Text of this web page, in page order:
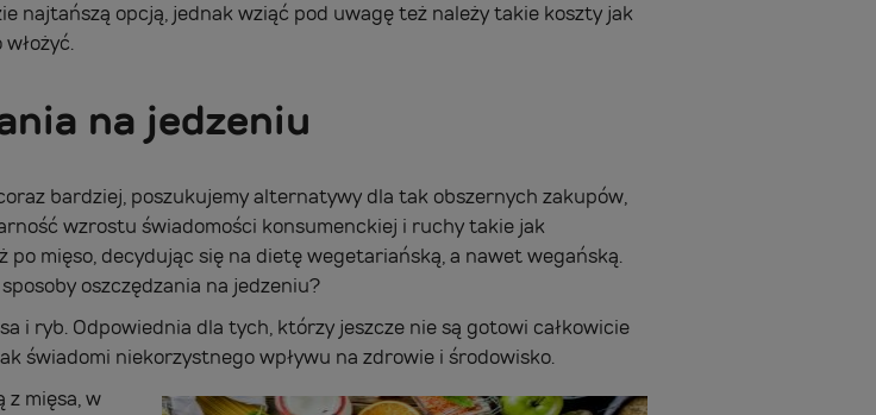
najtańszą opcją, jednak wziąć pod uwagę też należy takie koszty jak
na jedzeniu
bardziej, poszukujemy alternatywy dla tak obszernych zakupów,
wzrostu świadomości konsumenckiej i ruchy takie jak
mięso, decydując się na dietę wegetariańską, a nawet wegańską.
oszczędzania na jedzeniu?
i ryb. Odpowiednia dla tych, którzy jeszcze nie są gotowi całkowicie
świadomi niekorzystnego wpływu na zdrowie i środowisko.
mięsa, w